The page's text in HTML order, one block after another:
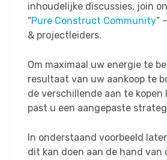
inhoudelijke discussies, join
“Pure Construct Community”
& projectleiders.
Om maximaal uw energie te
resultaat van uw aankoop te
de verschillende aan te kopen
past u een aangepaste
In onderstaand voorbeeld
dit kan doen aan de hand van